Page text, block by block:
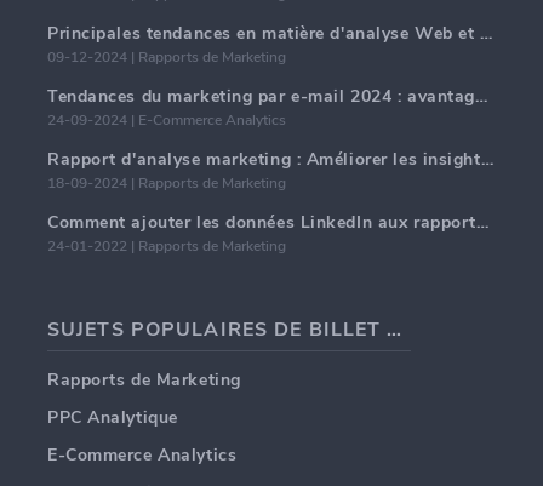
Principales tendances en matière d'analyse Web et d'IA en 2024
09-12-2024 | Rapports de Marketing
Tendances du marketing par e-mail 2024 : avantages de l'hyper-personnalisation
24-09-2024 | E-Commerce Analytics
Rapport d'analyse marketing : Améliorer les insights commerciaux
18-09-2024 | Rapports de Marketing
Comment ajouter les données LinkedIn aux rapports clients de l'agence de marketing (Marketing Agency)
24-01-2022 | Rapports de Marketing
SUJETS POPULAIRES DE BILLET DE BLOG
Rapports de Marketing
PPC Analytique
E-Commerce Analytics